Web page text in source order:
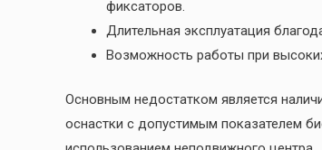
фиксаторов.
Длительная эксплуатация
Возможность работы при
Основным недостатком является
оснастки с допустимым показателем